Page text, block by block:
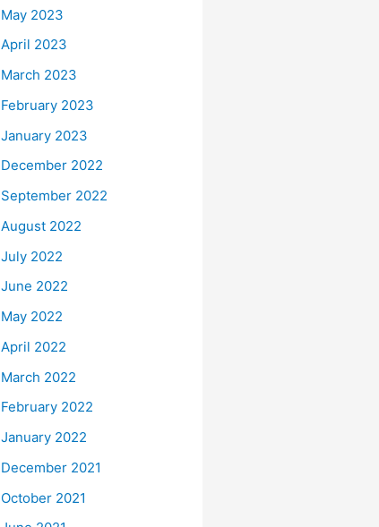
May 2023
April 2023
March 2023
February 2023
January 2023
December 2022
September 2022
August 2022
July 2022
June 2022
May 2022
April 2022
March 2022
February 2022
January 2022
December 2021
October 2021